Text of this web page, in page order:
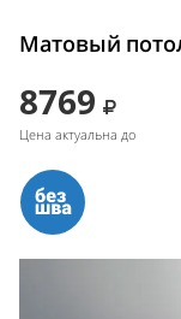
Матовый
8769
Цена актуальна до